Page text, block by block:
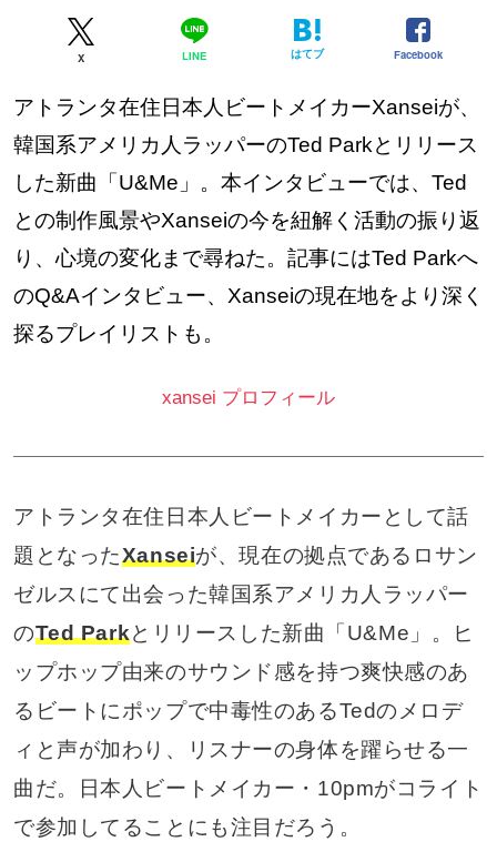
X LINE はてブ Facebook
アトランタ在住日本人ビートメイカーXanseiが、
韓国系アメリカ人ラッパーのTed Parkとリリース
した新曲「U&Me」。本インタビューでは、Ted
との制作風景やXanseiの今を紐解く活動の振り返
り、心境の変化まで尋ねた。記事にはTed Parkへ
のQ&Aインタビュー、Xanseiの現在地をより深く
探るプレイリストも。
xansei プロフィール
アトランタ在住日本人ビートメイカーとして話
題となったXanseiが、現在の拠点であるロサン
ゼルスにて出会った韓国系アメリカ人ラッパー
のTed Parkとリリースした新曲「U&Me」。ヒ
ップホップ由来のサウンド感を持つ爽快感のあ
るビートにポップで中毒性のあるTedのメロデ
ィと声が加わり、リスナーの身体を躍らせる一
曲だ。日本人ビートメイカー・10pmがコライト
で参加してることにも注目だろう。